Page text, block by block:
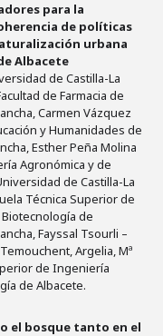
para la
de políticas
urbana
Albacete
de Castilla-La
de Farmacia de
Carmen Vázquez
y Humanidades de
Esther Peña Molina
Agronómica y de
de Castilla-La
Técnica Superior de
de
Fayssal Tsourli –
Argelia, Mª
de Ingeniería
de Albacete.
el bosque tanto en el